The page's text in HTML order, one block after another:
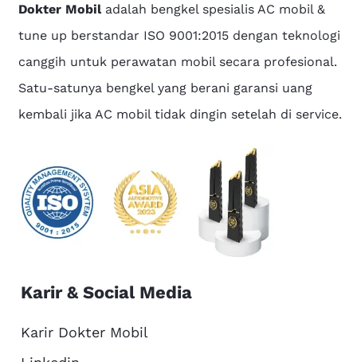
Dokter Mobiladalah bengkel spesialis AC mobil &
tune up berstandar ISO 9001:2015 dengan teknologi
canggih untuk perawatan mobil secara profesional.
Satu-satunya bengkel yang berani garansi uang
kembali jika AC mobil tidak dingin setelah di service.
Karir & Social Media
Karir Dokter Mobil